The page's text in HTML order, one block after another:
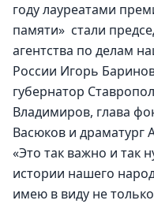
году лауреатами
памяти»  стали
агентства по делам
России Игорь
губернатор
Владимиров, глава
Васюков и драматург
«Это так важно и так
истории нашего
имею в виду не